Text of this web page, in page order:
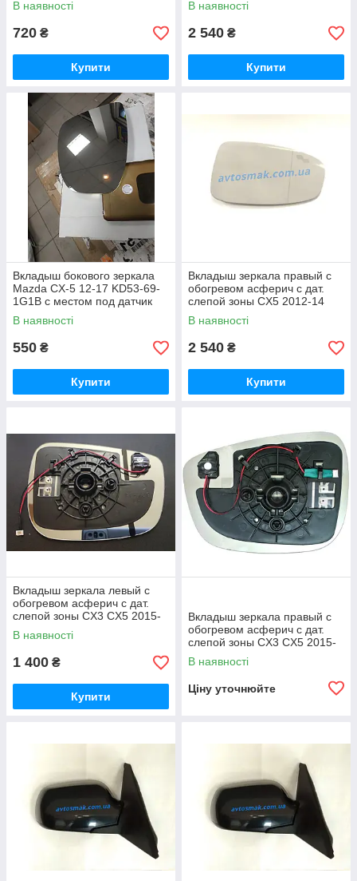
В наявності
720 ₴
Купити
В наявності
2 540 ₴
Купити
Вкладыш бокового зеркала
Mazda CX-5 12-17 KD53-69-
1G1B с местом под датчик
FP 4421 M12
В наявності
550 ₴
Купити
Вкладыш зеркала правый с
обогревом асферич с дат.
слепой зоны CX5 2012-14
В наявності
2 540 ₴
Купити
Вкладыш зеркала левый с
обогревом асферич с дат.
слепой зоны CX3 CX5 2015-
В наявності
1 400 ₴
Купити
Вкладыш зеркала правый с
обогревом асферич с дат.
слепой зоны CX3 CX5 2015-
FP 4428 M14
В наявності
Ціну уточнюйте